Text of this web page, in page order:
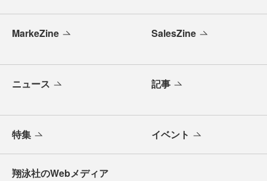
MarkeZine SalesZine
ニュース 記事
特集 イベント
翔泳社のWebメディア